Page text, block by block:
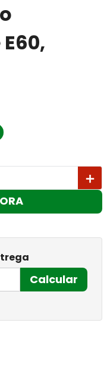
＋
Calcular